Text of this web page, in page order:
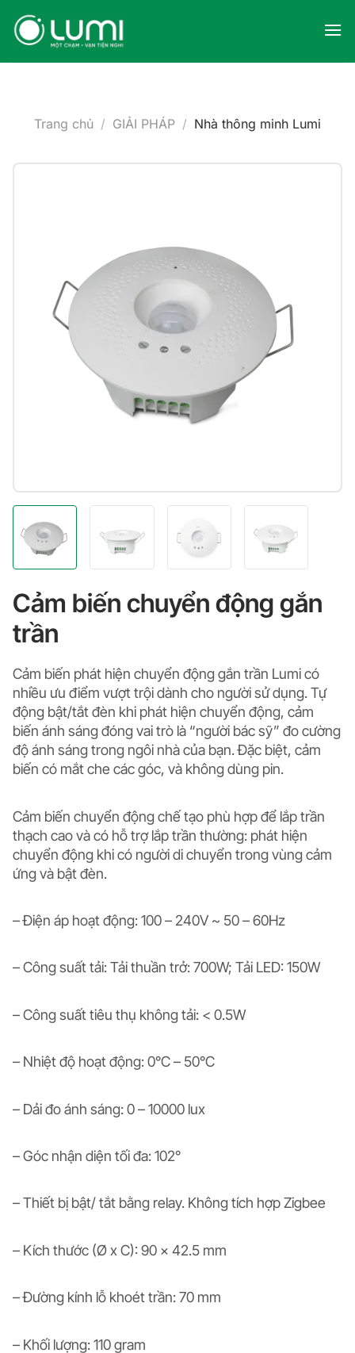
content
Trang chủ / GIẢI PHÁP / Nhà thông minh Lumi
Cảm biến chuyển động gắn
trần
Cảm biến phát hiện chuyển động gắn trần Lumi có
nhiều ưu điểm vượt trội dành cho người sử dụng. Tự
động bật/tắt đèn khi phát hiện chuyển động, cảm
biến ánh sáng đóng vai trò là “người bác sỹ” đo cường
độ ánh sáng trong ngôi nhà của bạn. Đặc biệt, cảm
biến có mắt che các góc, và không dùng pin.
Cảm biến chuyển động chế tạo phù hợp để lắp trần
thạch cao và có hỗ trợ lắp trần thường: phát hiện
chuyển động khi có người di chuyển trong vùng cảm
ứng và bật đèn.
– Điện áp hoạt động: 100 – 240V ~ 50 – 60Hz
– Công suất tải: Tải thuần trở: 700W; Tải LED: 150W
– Công suất tiêu thụ không tải: < 0.5W
– Nhiệt độ hoạt động: 0°C – 50°C
– Dải đo ánh sáng: 0 – 10000 lux
– Góc nhận diện tối đa: 102°
– Thiết bị bật/ tắt bằng relay. Không tích hợp Zigbee
– Kích thước (Ø x C): 90 x 42.5 mm
– Đường kính lỗ khoét trần: 70 mm
– Khối lượng: 110 gram